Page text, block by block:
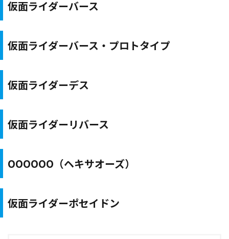
仮面ライダーバース
仮面ライダーバース・プロトタイプ
仮面ライダーデス
仮面ライダーリバース
OOOOOO（ヘキサオーズ）
仮面ライダーポセイドン